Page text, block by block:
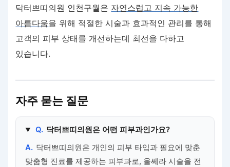
닥터쁘띠의원 인천구월은 자연스럽고 지속 가능한
아름다움을 위해 적절한 시술과 효과적인 관리를 통해
고객의 피부 상태를 개선하는데 최선을 다하고
있습니다.
자주 묻는 질문
Q. 닥터쁘띠의원은 어떤 피부과인가요?
A. 닥터쁘띠의원은 개인의 피부 타입과 필요에 맞춘
맞춤형 진료를 제공하는 피부과로, 울쎄라 시술을 전